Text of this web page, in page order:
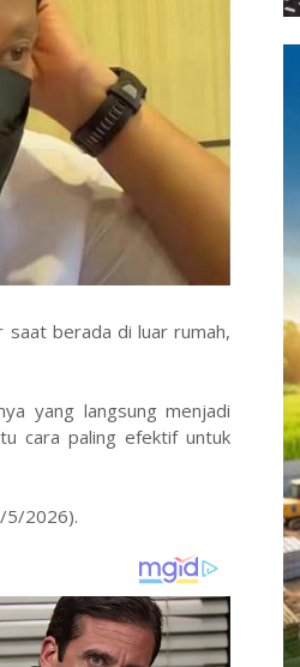
saat berada di luar rumah,
yang langsung menjadi
cara paling efektif untuk
5/2026).